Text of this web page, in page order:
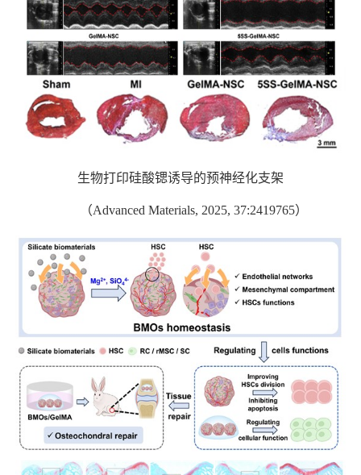
生物打印硅酸锶诱导的预神经化支架
（Advanced Materials, 2025, 37:2419765）